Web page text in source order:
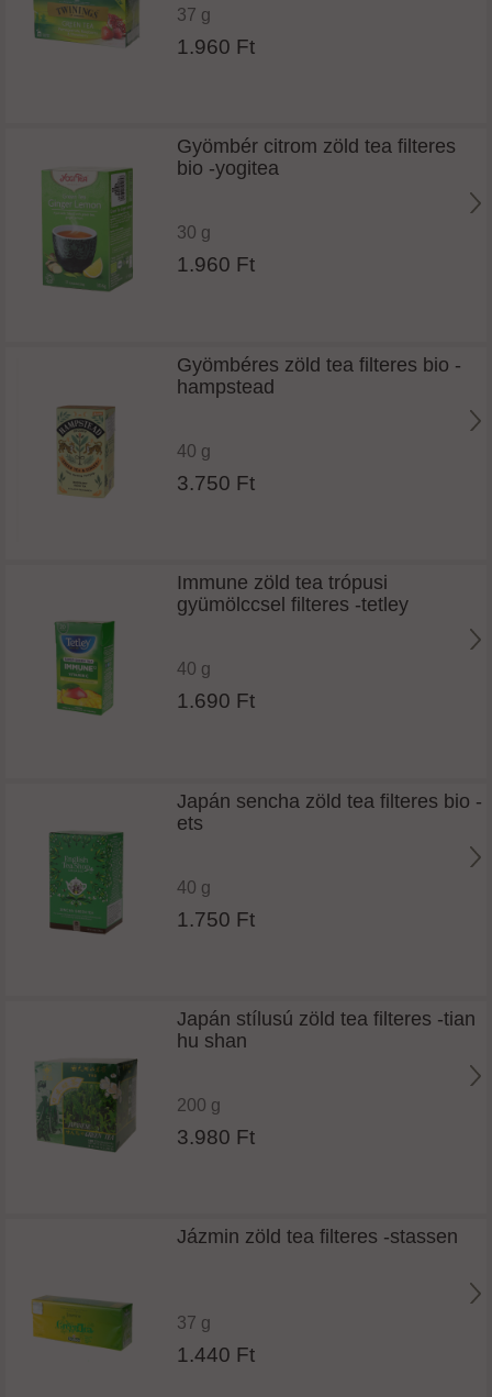
37 g
1.960 Ft
Gyömbér citrom zöld tea filteres
bio -yogitea
30 g
1.960 Ft
Gyömbéres zöld tea filteres bio -
hampstead
40 g
3.750 Ft
Immune zöld tea trópusi
gyümölccsel filteres -tetley
40 g
1.690 Ft
Japán sencha zöld tea filteres bio -
ets
40 g
1.750 Ft
Japán stílusú zöld tea filteres -tian
hu shan
200 g
3.980 Ft
Jázmin zöld tea filteres -stassen
37 g
1.440 Ft